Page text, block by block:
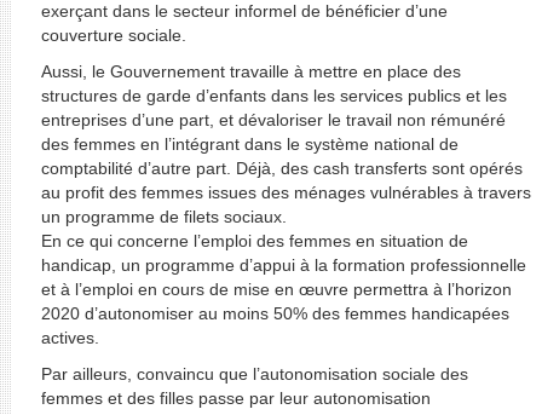
exerçant dans le secteur informel de bénéficier d’une
couverture sociale.
Aussi, le Gouvernement travaille à mettre en place des
structures de garde d’enfants dans les services publics et les
entreprises d’une part, et dévaloriser le travail non rémunéré
des femmes en l’intégrant dans le système national de
comptabilité d’autre part. Déjà, des cash transferts sont opérés
au profit des femmes issues des ménages vulnérables à travers
un programme de filets sociaux.
En ce qui concerne l’emploi des femmes en situation de
handicap, un programme d’appui à la formation professionnelle
et à l’emploi en cours de mise en œuvre permettra à l’horizon
2020 d’autonomiser au moins 50% des femmes handicapées
actives.
Par ailleurs, convaincu que l’autonomisation sociale des
femmes et des filles passe par leur autonomisation